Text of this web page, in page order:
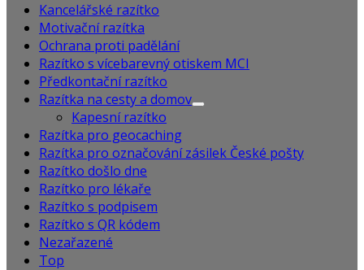
Kancelářské razítko
Motivační razítka
Ochrana proti padělání
Razítko s vícebarevný otiskem MCI
Předkontační razítko
Razítka na cesty a domov
Kapesní razítko
Razítka pro geocaching
Razítka pro označování zásilek České pošty
Razítko došlo dne
Razítko pro lékaře
Razítko s podpisem
Razítko s QR kódem
Nezařazené
Top